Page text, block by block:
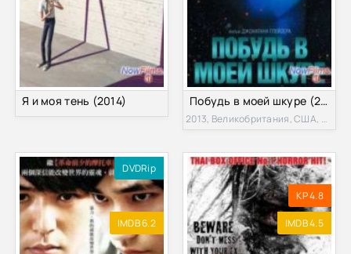
Я и моя тень (2014) Побудь в моей шкуре (2013)
2013, Великобритания, США, Швейцария
DVDRip
IMDB 6.2
KP 4.8
IMDB 4.5